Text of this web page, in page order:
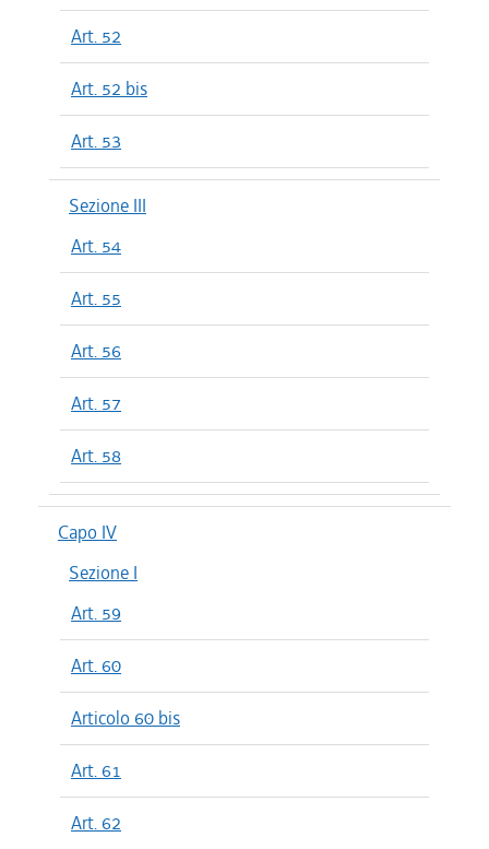
Art. 52
Art. 52 bis
Art. 53
Sezione III
Art. 54
Art. 55
Art. 56
Art. 57
Art. 58
Capo IV
Sezione I
Art. 59
Art. 60
Articolo 60 bis
Art. 61
Art. 62